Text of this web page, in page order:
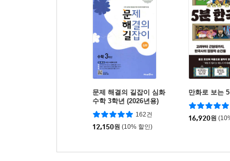
문제 해결의 길잡이 심화
수학 3학년 (2026년용)
162건
12,150원 (10% 할인)
만화로 보는
16,920원